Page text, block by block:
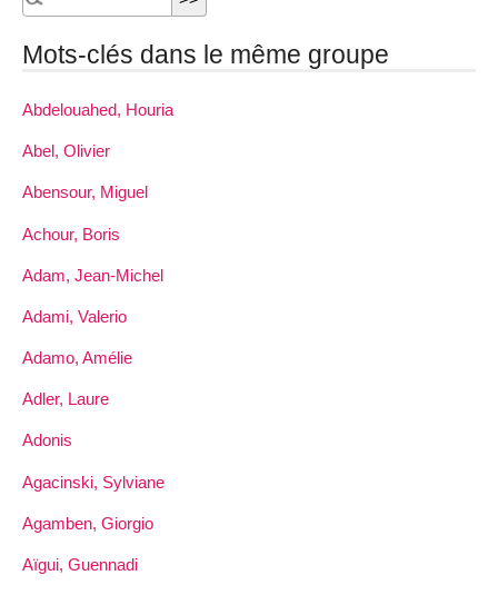
Mots-clés dans le même groupe
Abdelouahed, Houria
Abel, Olivier
Abensour, Miguel
Achour, Boris
Adam, Jean-Michel
Adami, Valerio
Adamo, Amélie
Adler, Laure
Adonis
Agacinski, Sylviane
Agamben, Giorgio
Aïgui, Guennadi